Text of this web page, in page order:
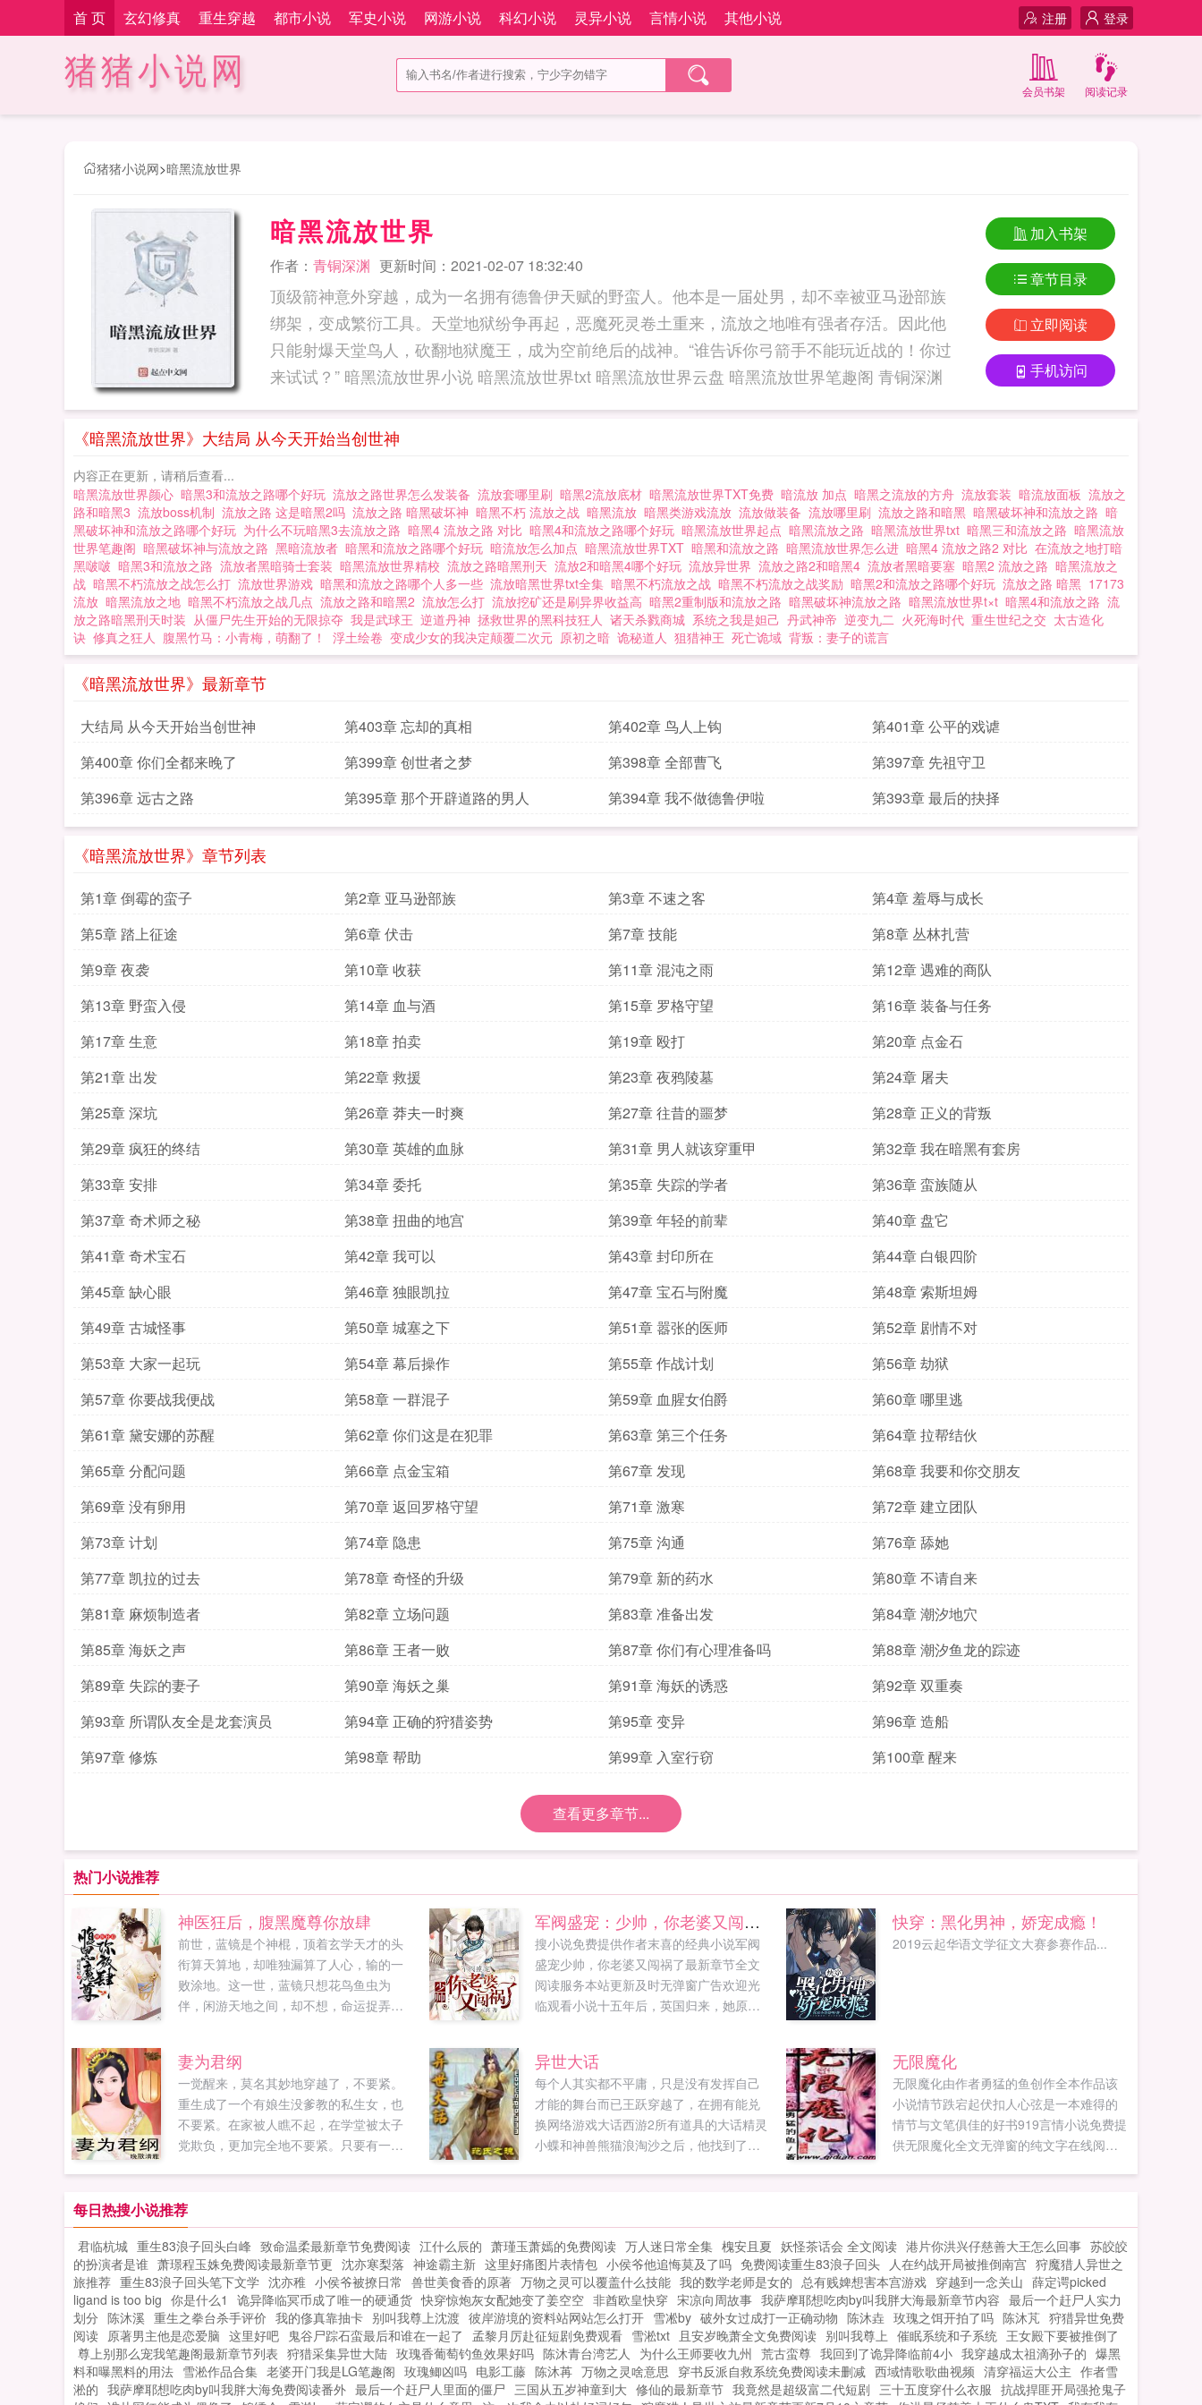
首 页 玄幻修真 重生穿越 都市小说 军史小说 网游小说 科幻小说 灵异小说 言情小说 其他小说 登录
注册
猪猪小说网 阅读记录
会员书架
猪猪小说网>暗黑流放世界
暗黑流放世界
作者： 青铜深渊 更新时间：2021-02-07 18:32:40
顶级箭神意外穿越，成为一名拥有德鲁伊天赋的野蛮人。他本是一届处男，却不幸被亚马逊部族
绑架，变成繁衍工具。天堂地狱纷争再起，恶魔死灵卷土重来，流放之地唯有强者存活。因此他
只能射爆天堂鸟人，砍翻地狱魔王，成为空前绝后的战神。“谁告诉你弓箭手不能玩近战的！你过
来试试？” 暗黑流放世界小说 暗黑流放世界txt 暗黑流放世界云盘 暗黑流放世界笔趣阁 青铜深渊
加入书架
章节目录
立即阅读
手机访问
《暗黑流放世界》大结局 从今天开始当创世神
内容正在更新，请稍后查看...
暗黑流放世界颜心 暗黑3和流放之路哪个好玩 流放之路世界怎么发装备 流放套哪里刷 暗黑2流放底材 暗黑流放世界TXT免费 暗流放 加点 暗黑之流放的方舟 流放套装 暗流放面板 流放之
路和暗黑3 流放boss机制 流放之路 这是暗黑2吗 流放之路 暗黑破坏神 暗黑不朽 流放之战 暗黑流放 暗黑类游戏流放 流放做装备 流放哪里刷 流放之路和暗黑 暗黑破坏神和流放之路 暗
黑破坏神和流放之路哪个好玩 为什么不玩暗黑3去流放之路 暗黑4 流放之路 对比 暗黑4和流放之路哪个好玩 暗黑流放世界起点 暗黑流放之路 暗黑流放世界txt 暗黑三和流放之路 暗黑流放
世界笔趣阁 暗黑破坏神与流放之路 黑暗流放者 暗黑和流放之路哪个好玩 暗流放怎么加点 暗黑流放世界TXT 暗黑和流放之路 暗黑流放世界怎么进 暗黑4 流放之路2 对比 在流放之地打暗
黑啵啵 暗黑3和流放之路 流放者黑暗骑士套装 暗黑流放世界精校 流放之路暗黑刑天 流放2和暗黑4哪个好玩 流放异世界 流放之路2和暗黑4 流放者黑暗要塞 暗黑2 流放之路 暗黑流放之
战 暗黑不朽流放之战怎么打 流放世界游戏 暗黑和流放之路哪个人多一些 流放暗黑世界txt全集 暗黑不朽流放之战 暗黑不朽流放之战奖励 暗黑2和流放之路哪个好玩 流放之路 暗黑 17173
流放 暗黑流放之地 暗黑不朽流放之战几点 流放之路和暗黑2 流放怎么打 流放挖矿还是刷异界收益高 暗黑2重制版和流放之路 暗黑破坏神流放之路 暗黑流放世界t×t 暗黑4和流放之路 流
放之路暗黑刑天时装 从僵尸先生开始的无限掠夺 我是武球王 逆道丹神 拯救世界的黑科技狂人 诸天杀戮商城 系统之我是妲己 丹武神帝 逆变九二 火死海时代 重生世纪之交 太古造化
诀 修真之狂人 腹黑竹马：小青梅，萌翻了！ 浮土绘卷 变成少女的我决定颠覆二次元 原初之暗 诡秘道人 狙猎神王 死亡诡域 背叛：妻子的谎言
《暗黑流放世界》最新章节
大结局 从今天开始当创世神 第403章 忘却的真相 第402章 鸟人上钩
第401章 公平的戏谑
第400章 你们全都来晚了
第399章 创世者之梦 第398章 全部曹飞
第397章 先祖守卫
第396章 远古之路
第395章 那个开辟道路的男人 第394章 我不做德鲁伊啦 第393章 最后的抉择
《暗黑流放世界》章节列表
第1章 倒霉的蛮子 第2章 亚马逊部族 第3章 不速之客
第4章 羞辱与成长
第5章 踏上征途
第6章 伏击 第7章 技能
第8章 丛林扎营
第9章 夜袭
第10章 收获 第11章 混沌之雨
第12章 遇难的商队
第13章 野蛮入侵
第14章 血与酒 第15章 罗格守望
第16章 装备与任务
第17章 生意
第18章 拍卖 第19章 殴打
第20章 点金石
第21章 出发
第22章 救援 第23章 夜鸦陵墓
第24章 屠夫
第25章 深坑
第26章 莽夫一时爽 第27章 往昔的噩梦
第28章 正义的背叛
第29章 疯狂的终结
第30章 英雄的血脉 第31章 男人就该穿重甲
第32章 我在暗黑有套房
第33章 安排
第34章 委托 第35章 失踪的学者
第36章 蛮族随从
第37章 奇术师之秘
第38章 扭曲的地宫 第39章 年轻的前辈
第40章 盘它
第41章 奇术宝石
第42章 我可以 第43章 封印所在
第44章 白银四阶
第45章 缺心眼
第46章 独眼凯拉 第47章 宝石与附魔
第48章 索斯坦姆
第49章 古城怪事
第50章 城塞之下 第51章 嚣张的医师
第52章 剧情不对
第53章 大家一起玩
第54章 幕后操作 第55章 作战计划
第56章 劫狱
第57章 你要战我便战
第58章 一群混子 第59章 血腥女伯爵
第60章 哪里逃
第61章 黛安娜的苏醒
第62章 你们这是在犯罪 第63章 第三个任务
第64章 拉帮结伙
第65章 分配问题
第66章 点金宝箱 第67章 发现
第68章 我要和你交朋友
第69章 没有卵用
第70章 返回罗格守望 第71章 激寒
第72章 建立团队
第73章 计划
第74章 隐患 第75章 沟通
第76章 舔她
第77章 凯拉的过去
第78章 奇怪的升级 第79章 新的药水
第80章 不请自来
第81章 麻烦制造者
第82章 立场问题 第83章 准备出发
第84章 潮汐地穴
第85章 海妖之声
第86章 王者一败 第87章 你们有心理准备吗
第88章 潮汐鱼龙的踪迹
第89章 失踪的妻子
第90章 海妖之巢 第91章 海妖的诱惑
第92章 双重奏
第93章 所谓队友全是龙套演员
第94章 正确的狩猎姿势 第95章 变异
第96章 造船
第97章 修炼
第98章 帮助 第99章 入室行窃 第100章 醒来
查看更多章节...
热门小说推荐
神医狂后，腹黑魔尊你放肆
前世，蓝镜是个神棍，顶着玄学天才的头
衔算天算地，却唯独漏算了人心，输的一
败涂地。这一世，蓝镜只想花鸟鱼虫为
伴，闲游天地之间，却不想，命运捉弄，
尊，漠视六界，却独独让那一人入了眼，
上穷碧落下黄泉，虽九死其犹未悔。蓝镜
说前世，害我者，我必还之今生，爱我
者，我必护之！北堂君临说镜儿，那我从
前世护你到今生，你是不是该以身相许
了？蓝镜伸手聘礼拿来！某男恬不知耻的
礼，镜儿你喜欢吗？蓝镜滚！...
军阀盛宠：少帅，你老婆又闯祸了
搜小说免费提供作者末喜的经典小说军阀
盛宠少帅，你老婆又闯祸了最新章节全文
阅读服务本站更新及时无弹窗广告欢迎光
临观看小说十五年后，英国归来，她原是
尊贵的公子哥，督军府的大公子。他搂着
她的腰，在她耳边吐气如兰坏了我的好事
儿，该怎么赔我？她拿着刚得手的勃朗宁
抵着他的腰你要怎么赔？…某少帅一脸正
经初儿，我想到一句诗。你说。她有些期
待的目光。芙蓉帐暖度春宵，从此君王不
快穿：黑化男神，娇宠成瘾！
2019云起华语文学征文大赛参赛作品...
妻为君纲
一觉醒来，莫名其妙地穿越了，不要紧。
重生成了一个有娘生没爹教的私生女，也
不要紧。在家被人瞧不起，在学堂被太子
党欺负，更加完全地不要紧。只要有一个
纲。★晚晚滴新书感帝恩上传咯，欢迎大
家光临，直通车在下面...
异世大话
每个人其实都不平庸，只是没有发挥自己
才能的舞台而已王跃穿越了，在拥有能兑
换网络游戏大话西游2所有道具的大话精灵
小蝶和神兽熊猫浪淘沙之后，他找到了属
能轻松阅读。...
无限魔化
无限魔化由作者勇猛的鱼创作全本作品该
小说情节跌宕起伏扣人心弦是一本难得的
情节与文笔俱佳的好书919言情小说免费提
供无限魔化全文无弹窗的纯文字在线阅
每日热搜小说推荐
君临杭城 重生83浪子回头白峰 致命温柔最新章节免费阅读 江什么辰的 萧瑾玉萧嫣的免费阅读 万人迷日常全集 槐安且夏 妖怪茶话会 全文阅读 港片你洪兴仔慈善大王怎么回事 苏皎皎
的扮演者是谁 萧璟程玉姝免费阅读最新章节更 沈亦寒梨落 神途霸主新 这里好痛图片表情包 小侯爷他追悔莫及了吗 免费阅读重生83浪子回头 人在约战开局被推倒南宫 狩魔猎人异世之
旅推荐 重生83浪子回头笔下文学 沈亦稚 小侯爷被撩日常 兽世美食香的原著 万物之灵可以覆盖什么技能 我的数学老师是女的 总有贱婢想害本宫游戏 穿越到一念关山 薛定谔picked
ligand is too big 你是什么1 诡异降临冥币成了唯一的硬通货 快穿惊炮灰女配她变了姜空空 非酋欧皇快穿 宋凉向周故事 我萨摩耶想吃肉by叫我胖大海最新章节内容 最后一个赶尸人实力
划分 陈沐溪 重生之拳台杀手评价 我的俢真靠抽卡 别叫我尊上沈渡 彼岸游境的资料站网站怎么打开 雪凇by 破外女过成打一正确动物 陈沐垚 玫瑰之饵开拍了吗 陈沐芃 狩猎异世免费
阅读 原著男主他是恋爱脑 这里好吧 鬼谷尸踪石蛮最后和谁在一起了 孟黎月厉赴征短剧免费观看 雪淞txt 且安岁晚萧全文免费阅读 别叫我尊上 催眠系统和子系统 王女殿下要被推倒了
尊上别那么宠我笔趣阁最新章节列表 狩猎采集异世大陆 玫瑰香葡萄钓鱼效果好吗 陈沐青台湾艺人 为什么王师要收九州 荒古蛮尊 我回到了诡异降临前4小 我穿越成太祖滴孙子的 爆黑
料和曝黑料的用法 雪淞作品合集 老婆开门我是LG笔趣阁 玫瑰鲫凶吗 电影工藤 陈沐苒 万物之灵啥意思 穿书反派自救系统免费阅读未删减 西域情歌歌曲视频 清穿福运大公主 作者雪
淞的 我萨摩耶想吃肉by叫我胖大海免费阅读番外 最后一个赶尸人里面的僵尸 三国从五岁神童到大 修仙的最新章节 我竟然是超级富二代短剧 三十五度穿什么衣服 抗战捍匪开局强抢鬼子